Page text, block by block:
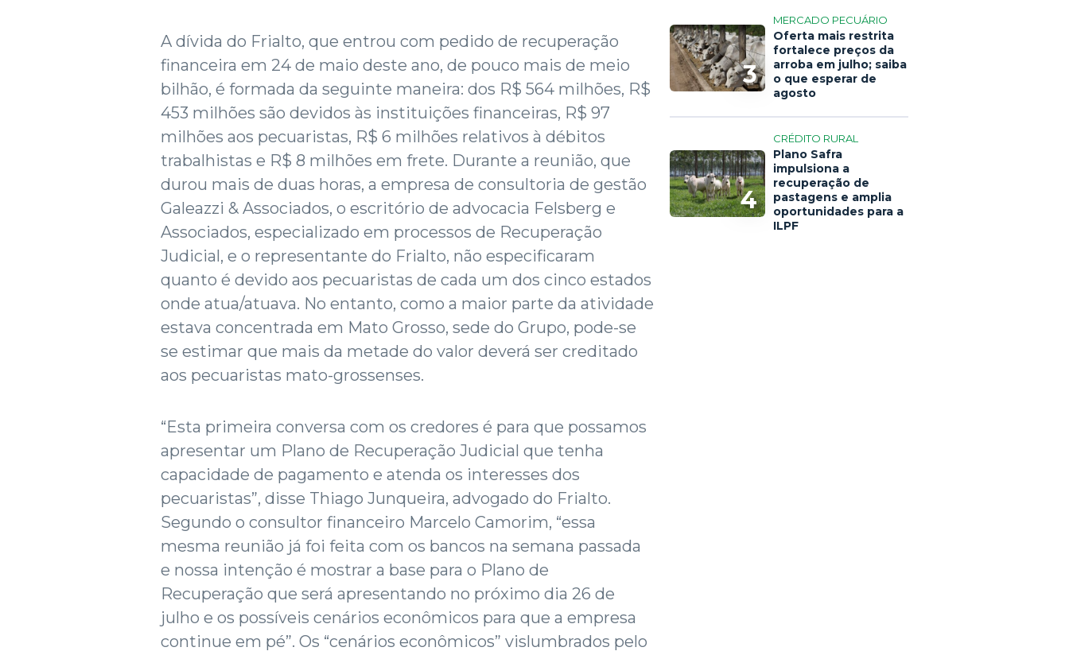
A dívida do Frialto, que entrou com pedido de recuperação
financeira em 24 de maio deste ano, de pouco mais de meio
bilhão, é formada da seguinte maneira: dos R$ 564 milhões, R$
453 milhões são devidos às instituições financeiras, R$ 97
milhões aos pecuaristas, R$ 6 milhões relativos à débitos
trabalhistas e R$ 8 milhões em frete. Durante a reunião, que
durou mais de duas horas, a empresa de consultoria de gestão
Galeazzi & Associados, o escritório de advocacia Felsberg e
Associados, especializado em processos de Recuperação
Judicial, e o representante do Frialto, não especificaram
quanto é devido aos pecuaristas de cada um dos cinco estados
onde atua/atuava. No entanto, como a maior parte da atividade
estava concentrada em Mato Grosso, sede do Grupo, pode-se
se estimar que mais da metade do valor deverá ser creditado
aos pecuaristas mato-grossenses.
“Esta primeira conversa com os credores é para que possamos
apresentar um Plano de Recuperação Judicial que tenha
capacidade de pagamento e atenda os interesses dos
pecuaristas”, disse Thiago Junqueira, advogado do Frialto.
Segundo o consultor financeiro Marcelo Camorim, “essa
mesma reunião já foi feita com os bancos na semana passada
e nossa intenção é mostrar a base para o Plano de
Recuperação que será apresentando no próximo dia 26 de
julho e os possíveis cenários econômicos para que a empresa
continue em pé”. Os “cenários econômicos” vislumbrados pelo
3
MERCADO PECUÁRIO
Oferta mais restrita
fortalece preços da
arroba em julho; saiba
o que esperar de
agosto
4
CRÉDITO RURAL
Plano Safra
impulsiona a
recuperação de
pastagens e amplia
oportunidades para a
ILPF